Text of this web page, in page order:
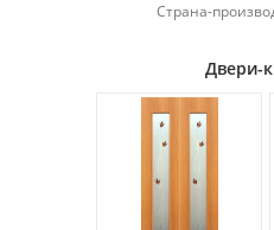
Страна-
Двери-